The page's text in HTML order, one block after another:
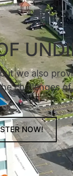
we also
challenges
NOW!